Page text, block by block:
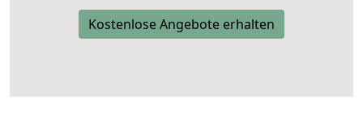
Kostenlose Angebote erhalten